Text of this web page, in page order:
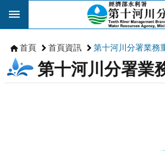
跳到主要內容區塊
首頁 首頁資訊 第十河川分署業務
第十河川分署業